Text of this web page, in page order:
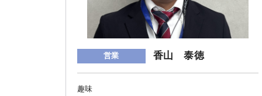
営業 香山 泰徳
趣味